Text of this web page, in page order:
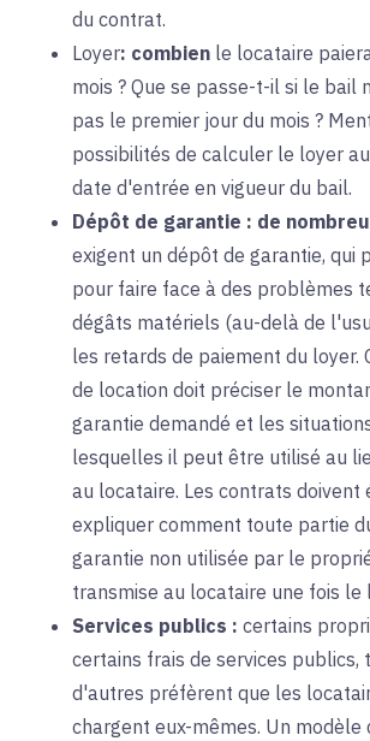
du contrat.
Loyer: combien le locataire
mois ? Que se passe-t-il si le bail
pas le premier jour du mois ?
possibilités de calculer le loyer
date d'entrée en vigueur du bail.
Dépôt de garantie : de
exigent un dépôt de garantie, qui
pour faire face à des problèmes
dégâts matériels (au-delà de
les retards de paiement du loyer.
de location doit préciser le
garantie demandé et les
lesquelles il peut être utilisé au
au locataire. Les contrats doivent
expliquer comment toute partie
garantie non utilisée par le
transmise au locataire une fois le
Services publics : certains
certains frais de services publics,
d'autres préfèrent que les
chargent eux-mêmes. Un modèle